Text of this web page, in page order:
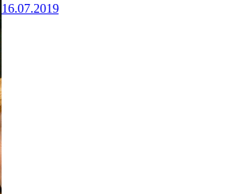
16.07.2019